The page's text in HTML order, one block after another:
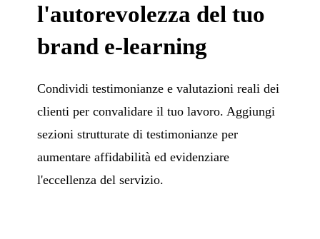
l'autorevolezza del tuo
brand e-learning
Condividi testimonianze e valutazioni reali dei
clienti per convalidare il tuo lavoro. Aggiungi
sezioni strutturate di testimonianze per
aumentare affidabilità ed evidenziare
l'eccellenza del servizio.